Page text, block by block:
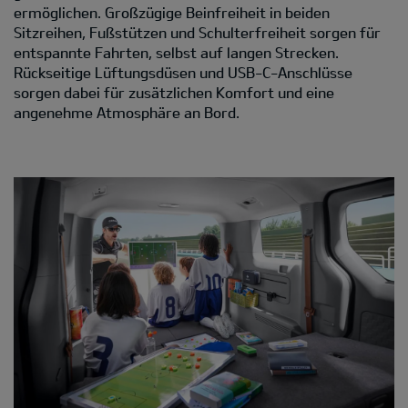
ermöglichen. Großzügige Beinfreiheit in beiden
Sitzreihen, Fußstützen und Schulterfreiheit sorgen für
entspannte Fahrten, selbst auf langen Strecken.
Rückseitige Lüftungsdüsen und USB-C-Anschlüsse
sorgen dabei für zusätzlichen Komfort und eine
angenehme Atmosphäre an Bord.